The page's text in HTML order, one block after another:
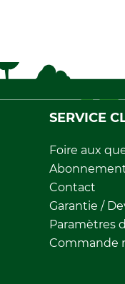
SERVICE
Foire aux
Contact
Garantie /
Paramètres
Commande